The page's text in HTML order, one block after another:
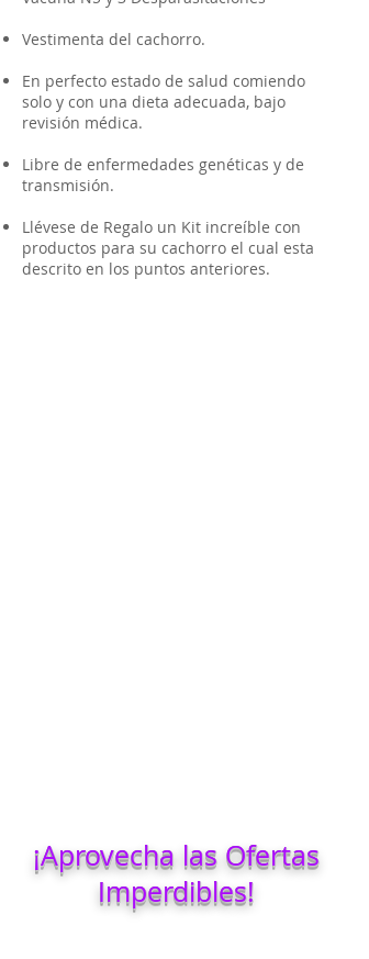
Vestimenta del cachorro.
En perfecto estado de salud comiendo
solo y con una dieta adecuada, bajo
revisión médica.
Libre de enfermedades genéticas y de
transmisión.
Llévese de Regalo un Kit increíble con
productos para su cachorro el cual esta
descrito en los puntos anteriores.
¡Aprovecha las Ofertas
Imperdibles!